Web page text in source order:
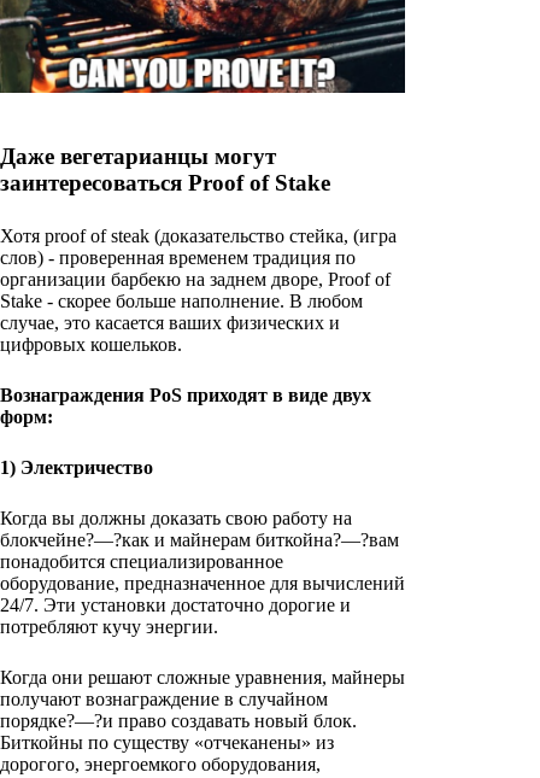
Даже вегетарианцы могут
заинтересоваться Proof of Stake
Хотя proof of steak (доказательство стейка, (игра
слов) - проверенная временем традиция по
организации барбекю на заднем дворе, Proof of
Stake - скорее больше наполнение. В любом
случае, это касается ваших физических и
цифровых кошельков.
Вознаграждения PoS приходят в виде двух
форм:
1) Электричество
Когда вы должны доказать свою работу на
блокчейне?—?как и майнерам биткойна?—?вам
понадобится специализированное
оборудование, предназначенное для вычислений
24/7. Эти установки достаточно дорогие и
потребляют кучу энергии.
Когда они решают сложные уравнения, майнеры
получают вознаграждение в случайном
порядке?—?и право создавать новый блок.
Биткойны по существу «отчеканены» из
дорогого, энергоемкого оборудования,